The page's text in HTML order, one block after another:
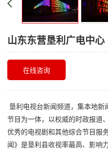
山东东营垦利广电中心
在线咨询
垦利电视台新闻频道，集本地
节目为一体，以权威的时政报道
优秀的电视剧和其他综合节目服
闻》是垦利县收视率最高、影响